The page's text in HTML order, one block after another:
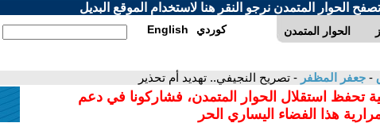
الحوار المتمدن نرجو النقر هنا لاستخدام الموقع البديل
الحوار المتمدن English كوردي
- جعفر المظفر - تصريح النجيفي.. تهديد أم تحذير
تحفظ استقلال الحوار المتمدن، فشاركونا في دعم
هذا الفضاء اليساري الحر